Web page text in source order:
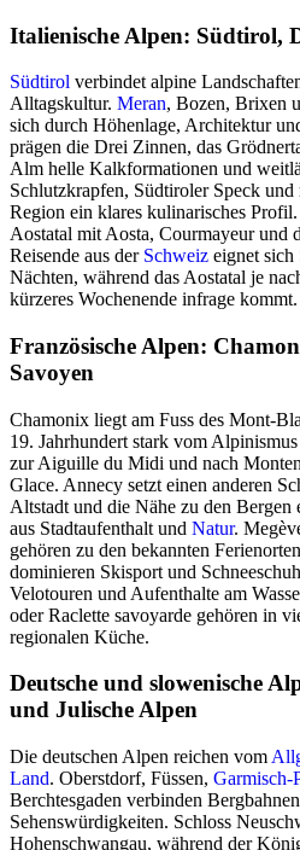
Italienische Alpen: Südtirol,
Südtirol verbindet alpine
Alltagskultur. Meran, Bozen, Brixen
sich durch Höhenlage, Architektur
prägen die Drei Zinnen, das
Alm helle Kalkformationen und
Schlutzkrapfen, Südtiroler Speck und
Region ein klares kulinarisches
Aostatal mit Aosta, Courmayeur und
Reisende aus der Schweiz eignet sich
Nächten, während das Aostatal je
kürzeres Wochenende infrage kommt.
Französische Alpen:
Savoyen
Chamonix liegt am Fuss des Mont-
19. Jahrhundert stark vom
zur Aiguille du Midi und nach
Glace. Annecy setzt einen anderen
Altstadt und die Nähe zu den
aus Stadtaufenthalt und Natur.
gehören zu den bekannten
dominieren Skisport und
Velotouren und Aufenthalte am
oder Raclette savoyarde gehören in
regionalen Küche.
Deutsche und slowenische
und Julische Alpen
Die deutschen Alpen reichen vom
Land. Oberstdorf, Füssen, Garmisch-
Berchtesgaden verbinden
Sehenswürdigkeiten. Schloss
Hohenschwangau, während der